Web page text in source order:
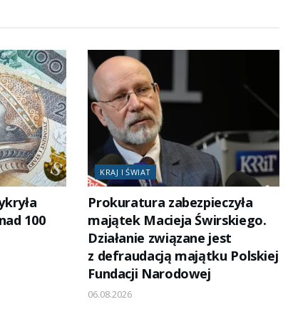
100
KRAJ I ŚWIAT
Prokuratura zabezpieczyła
majątek Macieja Świrskiego.
Działanie związane jest
z defraudacją majątku Polskiej
Fundacji Narodowej
06.08.2026